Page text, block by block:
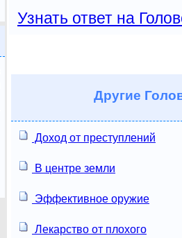
Узнать ответ на
Другие
Доход от преступлений
В центре земли
Эффективное оружие
Лекарство от плохого